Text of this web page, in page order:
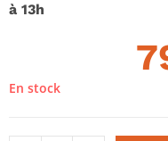
à 13h
En stock